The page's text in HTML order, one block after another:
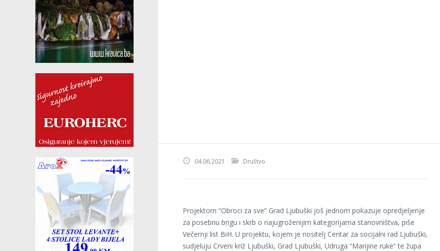
04.06.2021 Društvo
Projektom “Obroci za sve” Grad Ljubuški još jednom pokazuje opredjeljenje
za posebnu brigu i skrb o najugroženijim kategorijama stanovništva, piše
Večernji list BiH. U projektu, kojem je nositelj Centar za socijalni rad Ljubuški,
sudjeluju Crveni križ Ljubuški, Grad Ljubuški, Udruga “Marijine ruke” te župa